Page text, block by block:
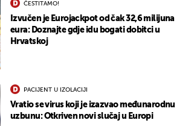
ČESTITAMO!
Izvučen je Eurojackpot od čak 32,6 milijuna
eura: Doznajte gdje idu bogati dobitci u
Hrvatskoj
PACIJENT U IZOLACIJI
Vratio se virus koji je izazvao međunarodnu
uzbunu: Otkriven novi slučaj u Europi
NOTIFIKACIJE